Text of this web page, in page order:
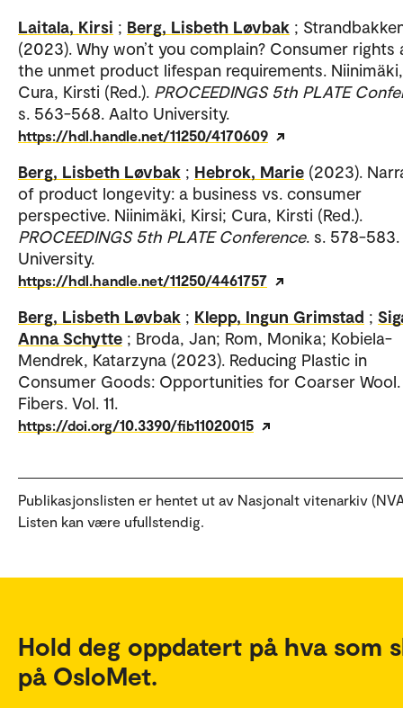
Laitala, Kirsi ; Berg, Lisbeth Løvbak ;
(2023). Why won’t you complain? Consumer rights
the unmet product lifespan requirements.
Cura, Kirsti (Red.). PROCEEDINGS 5th PLATE
s. 563-568. Aalto University.
https://hdl.handle.net/11250/4170609
Berg, Lisbeth Løvbak ; Hebrok, Marie (2023).
of product longevity: a business vs. consumer
perspective. Niinimäki, Kirsi; Cura, Kirsti (Red.).
PROCEEDINGS 5th PLATE Conference. s. 578-
University.
https://hdl.handle.net/11250/4461757
Berg, Lisbeth Løvbak ; Klepp, Ingun Grimstad ;
Anna Schytte ; Broda, Jan; Rom, Monika; Kobiela-
Mendrek, Katarzyna (2023). Reducing Plastic in
Consumer Goods: Opportunities for Coarser Wool.
Fibers. Vol. 11.
https://doi.org/10.3390/fib11020015
Publikasjonslisten er hentet ut av Nasjonalt vitenarkiv
Listen kan være ufullstendig.
Hold deg oppdatert på hva som
på OsloMet.